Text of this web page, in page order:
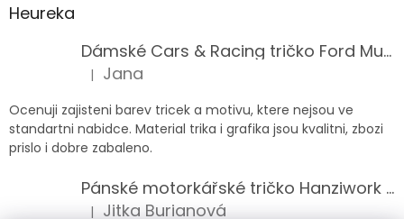
Heureka
Dámské Cars & Racing tričko Ford Mustang 5. generace
Hodnocení produktu je 5 z 5 hvězdiček.
| Jana
Ocenuji zajisteni barev tricek a motivu, ktere nejsou ve
standartni nabidce. Material trika i grafika jsou kvalitni, zbozi
prislo i dobre zabaleno.
Pánské motorkářské tričko Hanziwork Custom Bobber
| Jitka Burianová